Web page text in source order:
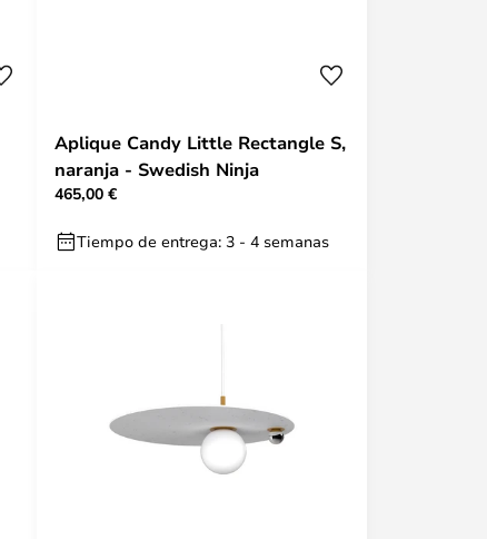
Aplique Candy Little Rectangle S,
naranja - Swedish Ninja
465,00 €
Tiempo de entrega: 3 - 4 semanas